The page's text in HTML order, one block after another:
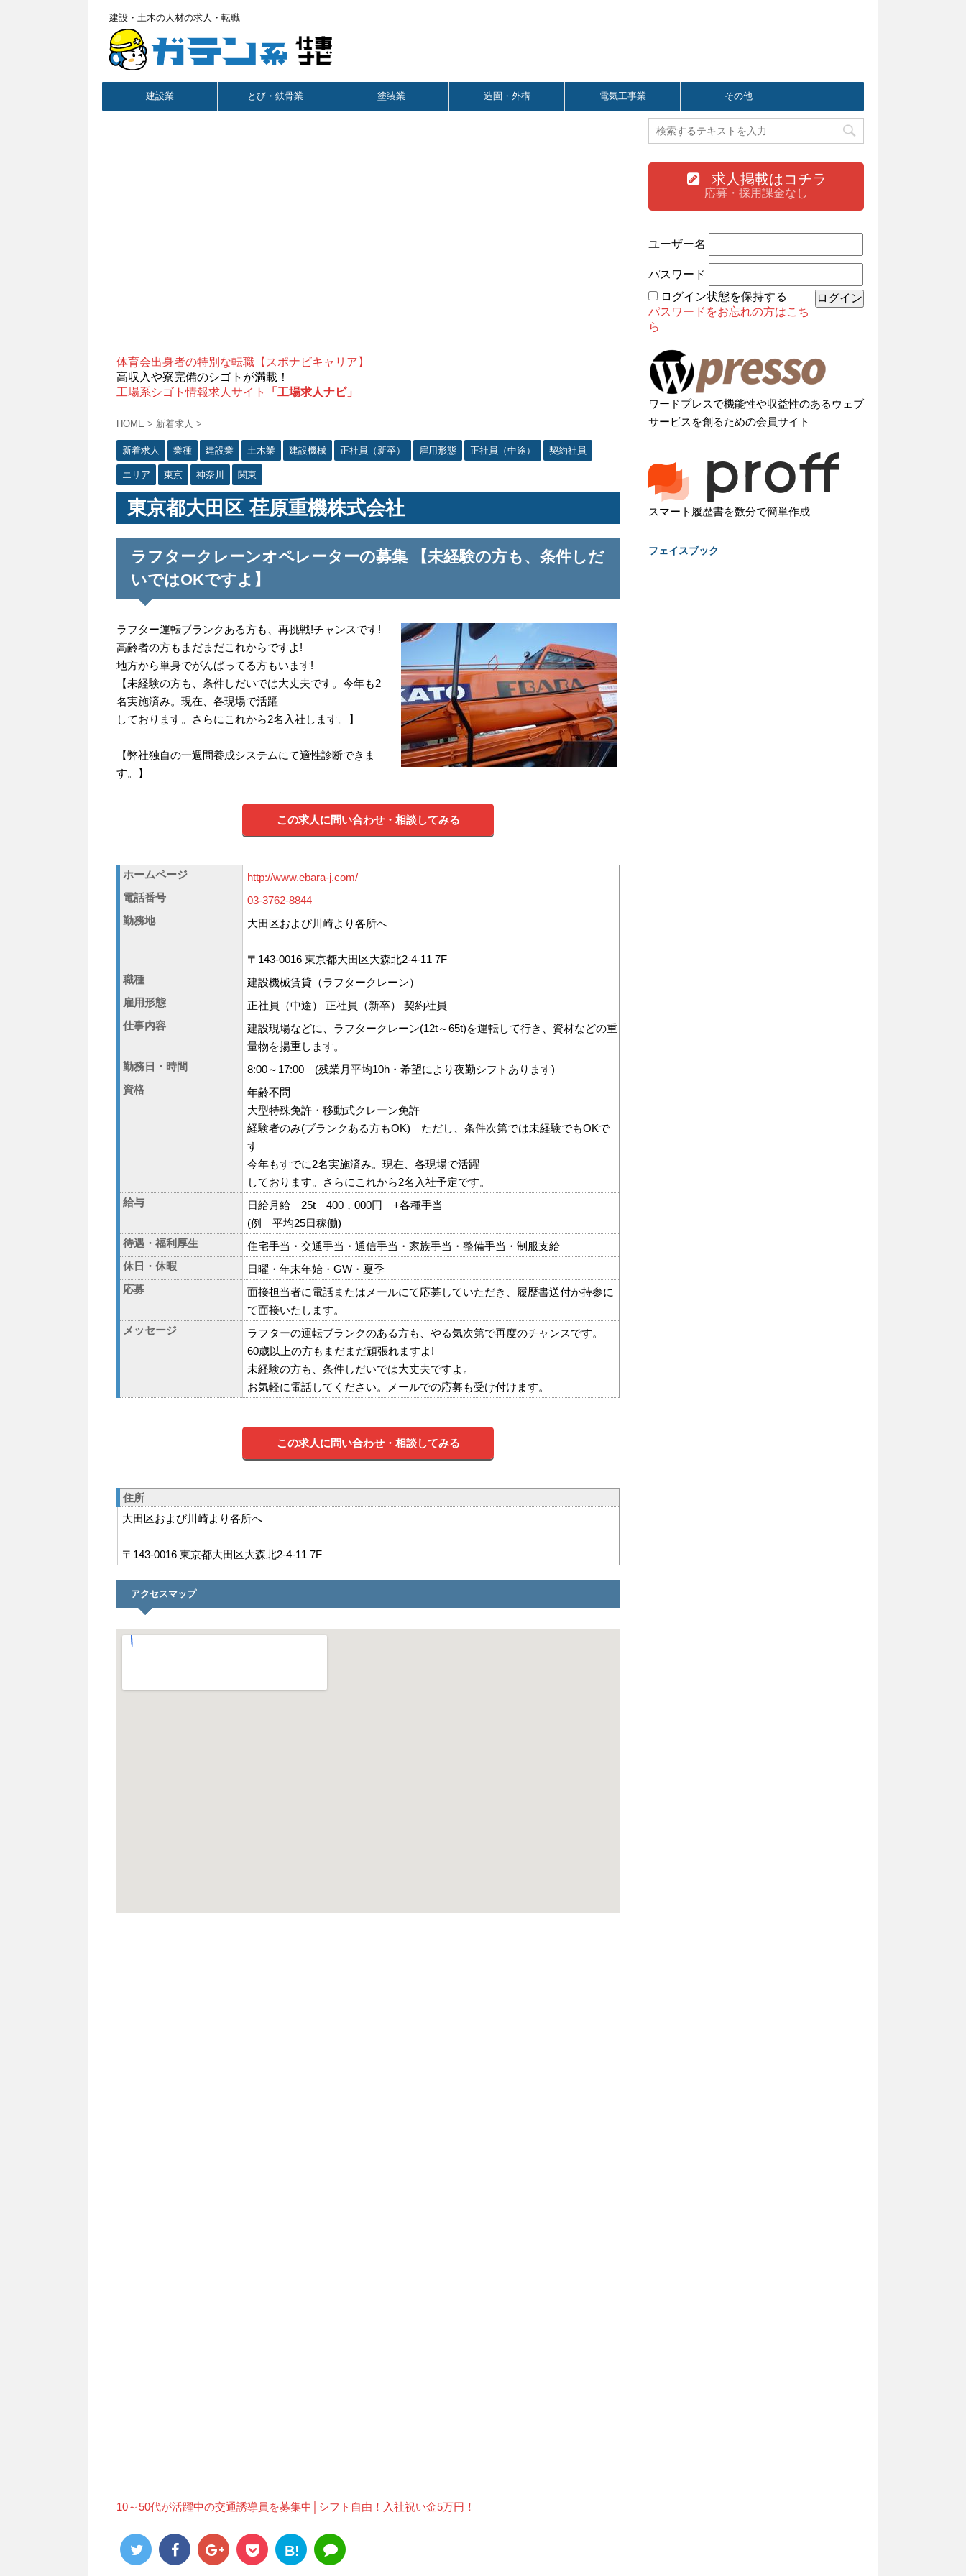
建設・土木の人材の求人・転職
建設業 とび・鉄骨業 塗装業 造園・外構 電気工事業 その他
体育会出身者の特別な転職【スポナビキャリア】
高収入や寮完備のシゴトが満載！
工場系シゴト情報求人サイト
「工場求人ナビ」
HOME > 新着求人 >
新着求人 業種 建設業 土木業 建設機械 正社員（新卒） 雇用形態 正社員（中途） 契約社員
エリア 東京 神奈川 関東
東京都大田区 荏原重機株式会社
ラフタークレーンオペレーターの募集 【未経験の方も、条件しだ
いではOKですよ】
ラフター運転ブランクある方も、再挑戦!チャンスです!
高齢者の方もまだまだこれからですよ!
地方から単身でがんばってる方もいます!
【未経験の方も、条件しだいでは大丈夫です。今年も2
名実施済み。現在、各現場で活躍
しております。さらにこれから2名入社します。】
【弊社独自の一週間養成システムにて適性診断できま
す。】
この求人に問い合わせ・相談してみる
ホームページ
http://www.ebara-j.com/
電話番号
03-3762-8844
勤務地
大田区および川崎より各所へ
〒143-0016 東京都大田区大森北2-4-11 7F
職種
建設機械賃貸（ラフタークレーン）
雇用形態
正社員（中途） 正社員（新卒） 契約社員
仕事内容
建設現場などに、ラフタークレーン(12t～65t)を運転して行き、資材などの重
量物を揚重します。
勤務日・時間
8:00～17:00 (残業月平均10h・希望により夜勤シフトあります)
資格
年齢不問
大型特殊免許・移動式クレーン免許
経験者のみ(ブランクある方もOK) ただし、条件次第では未経験でもOKで
す
今年もすでに2名実施済み。現在、各現場で活躍
しております。さらにこれから2名入社予定です。
給与
日給月給 25t 400，000円 +各種手当
(例 平均25日稼働)
待遇・福利厚生
住宅手当・交通手当・通信手当・家族手当・整備手当・制服支給
休日・休暇
日曜・年末年始・GW・夏季
応募
面接担当者に電話またはメールにて応募していただき、履歴書送付か持参に
て面接いたします。
メッセージ
ラフターの運転ブランクのある方も、やる気次第で再度のチャンスです。
60歳以上の方もまだまだ頑張れますよ!
未経験の方も、条件しだいでは大丈夫ですよ。
お気軽に電話してください。メールでの応募も受け付けます。
この求人に問い合わせ・相談してみる
住所
大田区および川崎より各所へ
〒143-0016 東京都大田区大森北2-4-11 7F
アクセスマップ
10～50代が活躍中の交通誘導員を募集中│シフト自由！入社祝い金5万円！
B!
求人掲載はコチラ
応募・採用課金なし
ユーザー名
パスワード
ログイン状態を保持する
パスワードをお忘れの方はこち
ら
ワードプレスで機能性や収益性のあるウェブ
サービスを創るための会員サイト
スマート履歴書を数分で簡単作成
フェイスブック